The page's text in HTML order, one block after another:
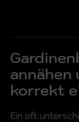
annähen
korrekt
Ein oft